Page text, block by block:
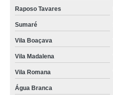
Raposo Tavares
Sumaré
Vila Boaçava
Vila Madalena
Vila Romana
Água Branca